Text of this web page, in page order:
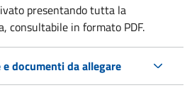
presentando tutta la
consultabile in formato PDF.
documenti da allegare